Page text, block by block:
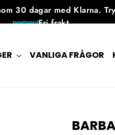
30 dagar med Klarna.
Fri frakt
7 dagar i veckan
VANLIGA FRÅGOR